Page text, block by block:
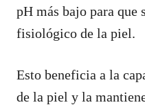
pH más bajo para que
fisiológico de la piel.
Esto beneficia a la
de la piel y la